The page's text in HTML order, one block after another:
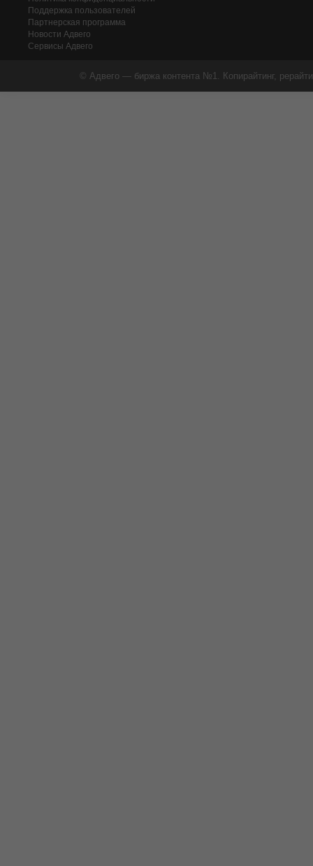
Поддержка пользователей
Партнерская программа
Новости Адвего
Сервисы Адвего
© Адвего — биржа контента №1. Копирайтинг,